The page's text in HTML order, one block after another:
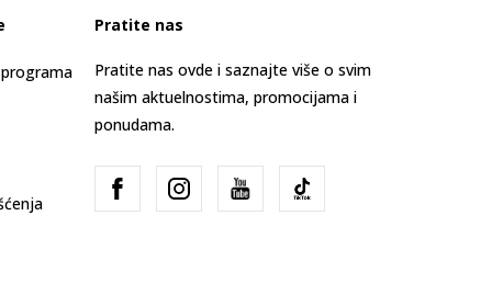
Pratite nas
Pratite nas ovde i saznajte više o svim
našim aktuelnostima, promocijama i
ponudama.